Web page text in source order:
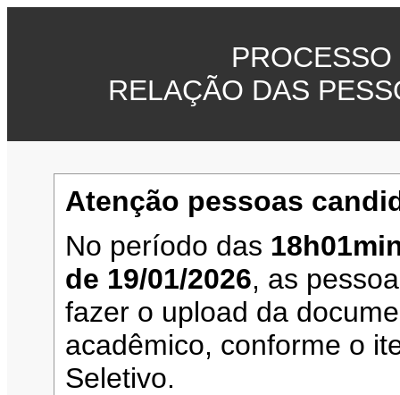
RELAÇÃO DAS
Atenção pessoas
No período das
de 19/01/2026, as
fazer o upload da
acadêmico, conforme o
Seletivo.